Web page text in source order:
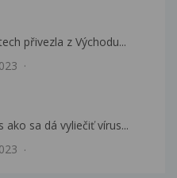
přivezla z Východu...
sa dá vyliečiť vírus...